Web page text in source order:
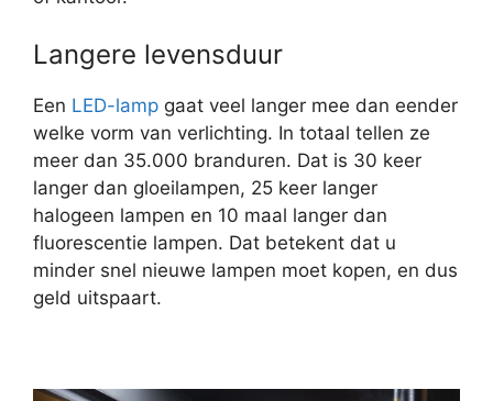
Langere levensduur
Een LED-lamp gaat veel langer mee dan eender
welke vorm van verlichting. In totaal tellen ze
meer dan 35.000 branduren. Dat is 30 keer
langer dan gloeilampen, 25 keer langer
halogeen lampen en 10 maal langer dan
fluorescentie lampen. Dat betekent dat u
minder snel nieuwe lampen moet kopen, en dus
geld uitspaart.